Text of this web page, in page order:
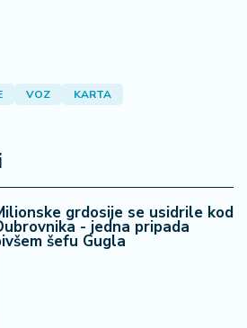
VOZ KARTA
grdosije se usidrile kod
- jedna pripada
šefu Gugla